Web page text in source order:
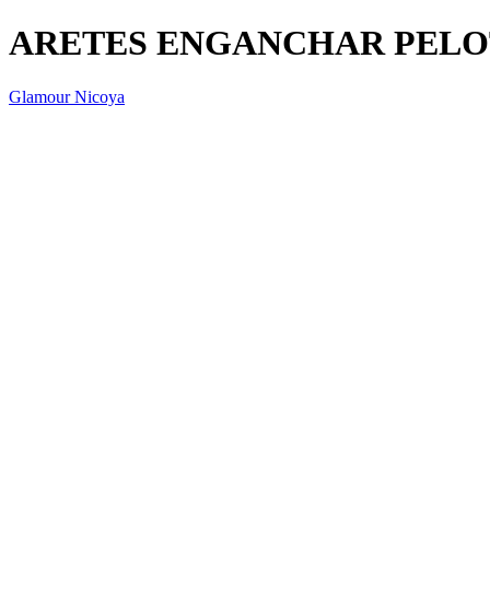
ARETES ENGANCHAR
Glamour Nicoya